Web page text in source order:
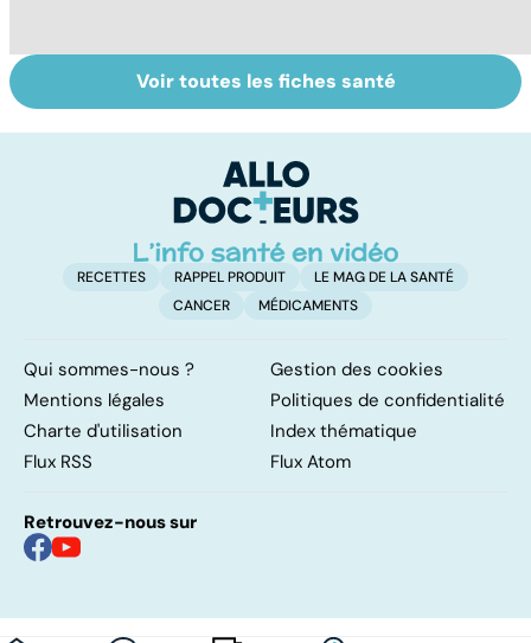
Violences
sexuelles :
Tout savoir sur
les infections
Voir toutes les fiches santé
RECETTES RAPPEL PRODUIT
LE MAG DE LA SANTÉ
CANCER
MÉDICAMENTS
Qui sommes-nous ?
Gestion des cookies
Mentions légales
Politiques de confidentialité
Charte d'utilisation
Index thématique
Flux RSS
Flux Atom
Retrouvez-nous sur